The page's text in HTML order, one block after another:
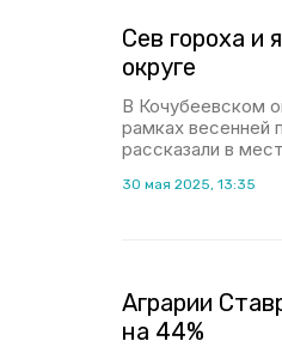
Сев гороха и
округе
В Кочубеевском
рамках весенней
рассказали в
30 мая 2025, 13:35
Аграрии
на 44%